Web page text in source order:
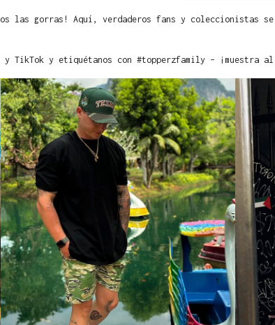
las gorras! Aquí, verdaderos fans y coleccionistas
y TikTok y etiquétanos con #topperzfamily – ¡muestra